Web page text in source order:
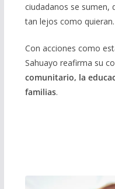
ciudadanos se sumen,
tan lejos como quieran.
Con acciones como
Sahuayo reafirma su
comunitario, la
familias.